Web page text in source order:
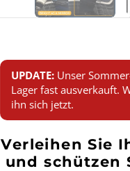
UPDATE:Unser
Lager fast ausverkauft.
ihn sich jetzt.
Verleihen Sie
und schützen